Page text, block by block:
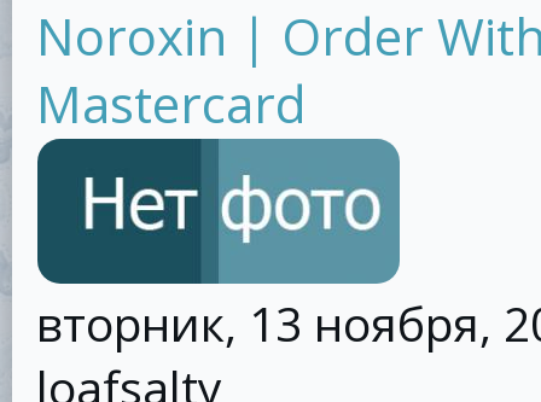
Noroxin | Order
Mastercard
вторник, 13 ноября,
loafsalty